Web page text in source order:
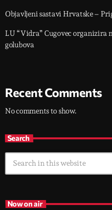
Objavljeni sastavi Hrvatske –
LU “Vidra” Cugovec organizira
golubova
Recent Comments
No comments to show.
Search
Now on air